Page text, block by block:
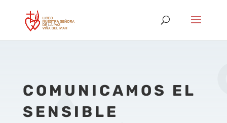
COMUNICAMOS EL
SENSIBLE